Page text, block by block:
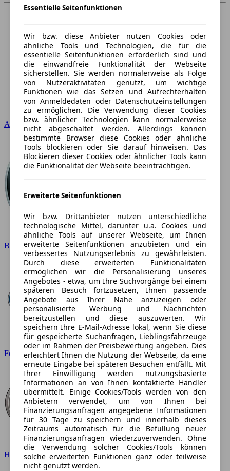
Audi
BMW
Ford
Hyundai
Essentielle Seitenfunktionen
Wir bzw. diese Anbieter nutzen Cookies oder
ähnliche Tools und Technologien, die für die
essentielle Seitenfunktionen erforderlich sind und
die einwandfreie Funktionalität der Webseite
sicherstellen. Sie werden normalerweise als Folge
von Nutzeraktivitäten genutzt, um wichtige
Funktionen wie das Setzen und Aufrechterhalten
von Anmeldedaten oder Datenschutzeinstellungen
zu ermöglichen. Die Verwendung dieser Cookies
bzw. ähnlicher Technologien kann normalerweise
nicht abgeschaltet werden. Allerdings können
bestimmte Browser diese Cookies oder ähnliche
Tools blockieren oder Sie darauf hinweisen. Das
Blockieren dieser Cookies oder ähnlicher Tools kann
die Funktionalität der Webseite beeinträchtigen.
Erweiterte Seitenfunktionen
Wir bzw. Drittanbieter nutzen unterschiedliche
technologische Mittel, darunter u.a. Cookies und
ähnliche Tools auf unserer Webseite, um Ihnen
erweiterte Seitenfunktionen anzubieten und ein
verbessertes Nutzungserlebnis zu gewährleisten.
Durch diese erweiterten Funktionalitäten
ermöglichen wir die Personalisierung unseres
Angebotes - etwa, um Ihre Suchvorgänge bei einem
späteren Besuch fortzusetzen, Ihnen passende
Angebote aus Ihrer Nähe anzuzeigen oder
personalisierte Werbung und Nachrichten
bereitzustellen und diese auszuwerten. Wir
speichern Ihre E-Mail-Adresse lokal, wenn Sie diese
für gespeicherte Suchanfragen, Lieblingsfahrzeuge
oder im Rahmen der Preisbewertung angeben. Dies
erleichtert Ihnen die Nutzung der Webseite, da eine
erneute Eingabe bei späteren Besuchen entfällt. Mit
Ihrer Einwilligung werden nutzungsbasierte
Informationen an von Ihnen kontaktierte Händler
übermittelt. Einige Cookies/Tools werden von den
Anbietern verwendet, um von Ihnen bei
Finanzierungsanfragen angegebene Informationen
für 30 Tage zu speichern und innerhalb dieses
Zeitraums automatisch für die Befüllung neuer
Finanzierungsanfragen wiederzuverwenden. Ohne
die Verwendung solcher Cookies/Tools können
solche erweiterten Funktionen ganz oder teilweise
nicht genutzt werden.